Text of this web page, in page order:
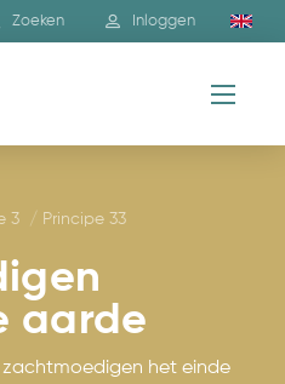
Zoeken Inloggen
3 / Principe 33
aarde
zachtmoedigen het einde